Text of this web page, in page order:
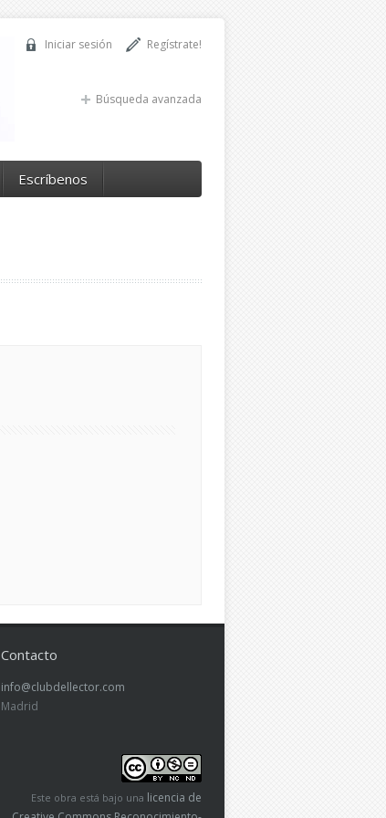
Regístrate!
Iniciar sesión
Búsqueda avanzada
Escríbenos
Contacto
info@clubdellector.com
Madrid
Este obra está bajo una licencia de